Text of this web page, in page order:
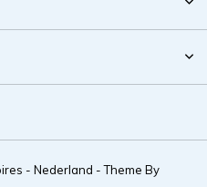
- Nederland - Theme By